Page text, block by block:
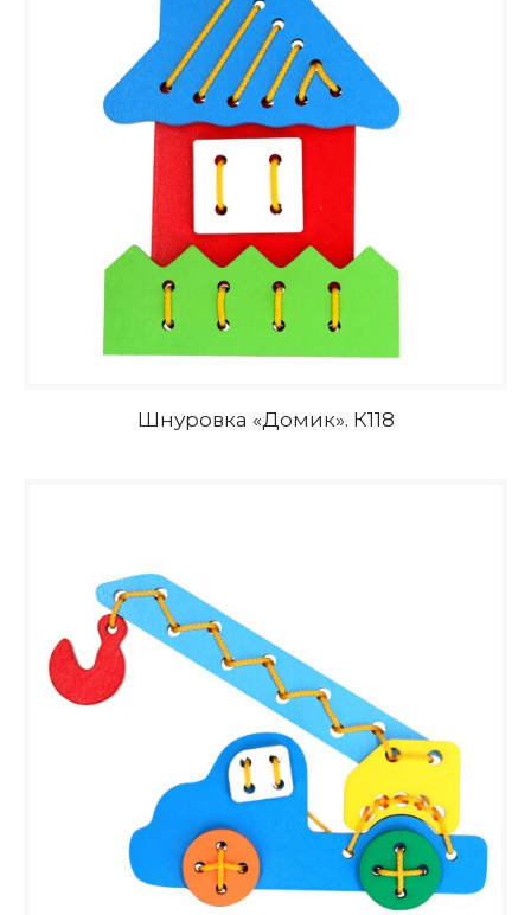
Шнуровка «Домик». К118